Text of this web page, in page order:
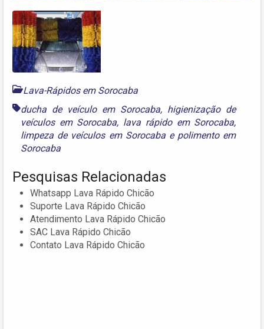
Lava-Rápidos em Sorocaba
ducha de veículo em Sorocaba, higienização de
veículos em Sorocaba, lava rápido em Sorocaba,
limpeza de veículos em Sorocabae polimento em
Sorocaba
Pesquisas Relacionadas
Whatsapp Lava Rápido Chicão
Suporte Lava Rápido Chicão
Atendimento Lava Rápido Chicão
SAC Lava Rápido Chicão
Contato Lava Rápido Chicão